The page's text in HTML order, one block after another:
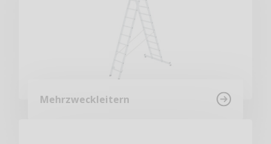
Mehrzweckleitern